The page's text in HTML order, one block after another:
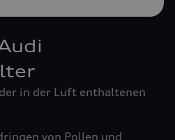
in der Luft enthaltenen
von Pollen und